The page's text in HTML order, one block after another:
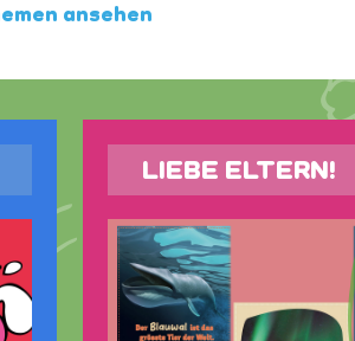
ansehen
LIEBE ELTERN!